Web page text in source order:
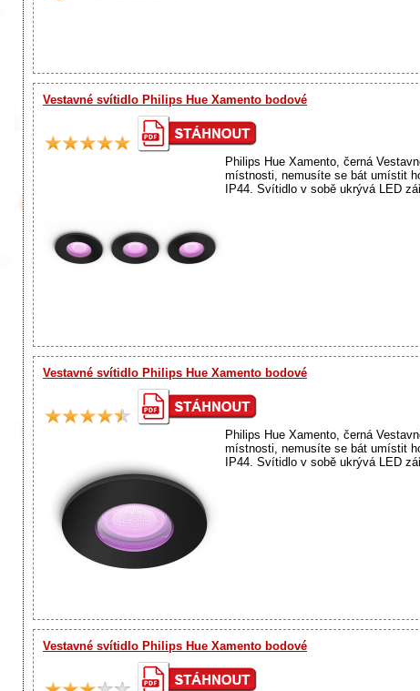
Vestavné svítidlo Philips Hue Xamento bodové
Philips Hue Xamento, černá
místnosti, nemusíte se bát umístit
IP44. Svítidlo v sobě ukrývá LED
Vestavné svítidlo Philips Hue Xamento bodové
Philips Hue Xamento, černá
místnosti, nemusíte se bát umístit
IP44. Svítidlo v sobě ukrývá LED
Vestavné svítidlo Philips Hue Xamento bodové